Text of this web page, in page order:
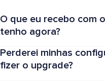
O que eu recebo com
tenho agora?
Perderei minhas
fizer o upgrade?